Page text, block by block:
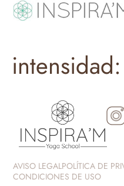
intensidad:
AVISO LEGALPOLÍTICA DE
CONDICIONES DE USO